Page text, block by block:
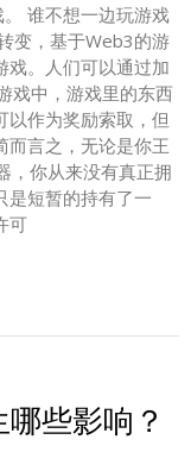
谁不想一边玩游戏
变，基于Web3的游
戏。人们可以通过加
戏中，游戏里的东西
以作为奖励索取，但
而言之，无论是你王
，你从来没有真正拥
是短暂的持有了一
可
些影响？